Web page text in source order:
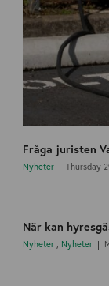
Fråga juristen
Nyheter Thursday
Nyheter Nyheter